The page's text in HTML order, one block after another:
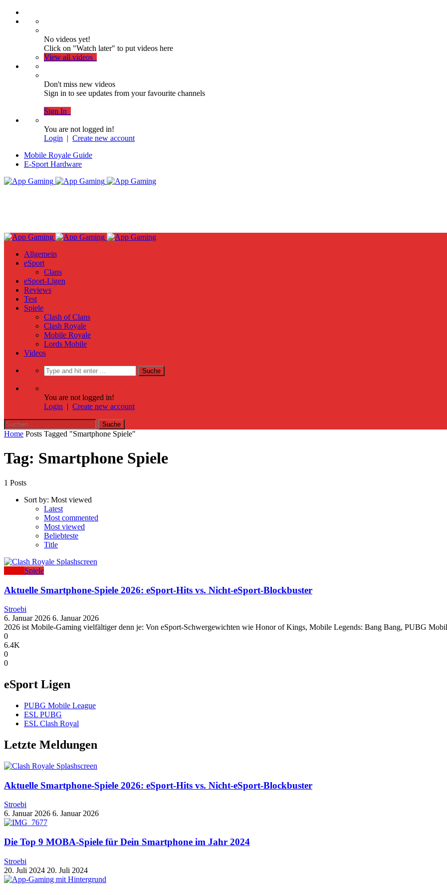
No videos yet!
Click on "Watch later" to put videos here
View all videos
Don't miss new videos
Sign in to see updates from your favourite channels
Sign In
You are not logged in!
Login | Create new account
Mobile Royale Guide
E-Sport Hardware
Allgemein
eSport
Clans
eSport-Ligen
Reviews
Test
Spiele
Clash of Clans
Clash Royale
Mobile Royale
Lords Mobile
Videos
You are not logged in!
Login | Create new account
Home Posts Tagged "Smartphone Spiele"
Tag: Smartphone Spiele
1 Posts
Sort by: Most viewed
Latest
Most commented
Most viewed
Beliebteste
Title
Spiele
Aktuelle Smartphone-Spiele 2026: eSport-Hits vs. Nicht-eSport-Blockbuster
Stroebi
6. Januar 2026 6. Januar 2026
2026 ist Mobile-Gaming vielfältiger denn je: Von eSport-Schwergewichten wie Honor of Kings, Mobile Legends: Bang Bang, PUBG
0
6.4K
0
0
eSport Ligen
PUBG Mobile League
ESL PUBG
ESL Clash Royal
Letzte Meldungen
Aktuelle Smartphone-Spiele 2026: eSport-Hits vs. Nicht-eSport-Blockbuster
Stroebi
6. Januar 2026 6. Januar 2026
Die Top 9 MOBA-Spiele für Dein Smartphone im Jahr 2024
Stroebi
20. Juli 2024 20. Juli 2024